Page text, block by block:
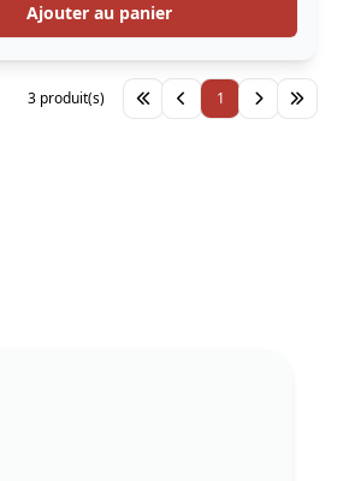
Ajouter au panier
1
3 produit(s)